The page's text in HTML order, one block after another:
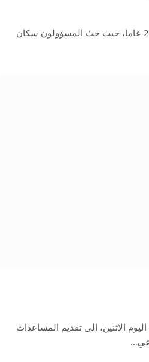
وتعاني هاواي حاليا من أسوأ فيضانات منذ أكثر من 20 عاما، حيث حث المسؤولون سكان
الاثنين، إلى تقديم المساعدات